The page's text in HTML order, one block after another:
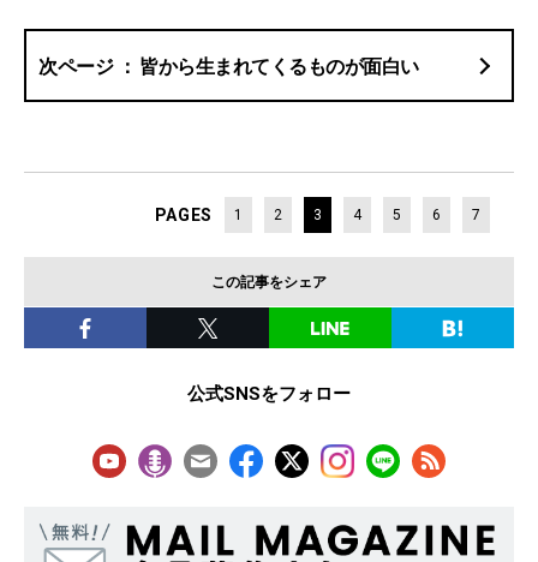
皆から生まれてくるものが面白い
PAGES 1 2 3 4 5 6 7
この記事をシェア
公式SNSをフォロー